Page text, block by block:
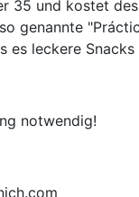
35 und kostet
genannte
leckere Snacks
notwendig!